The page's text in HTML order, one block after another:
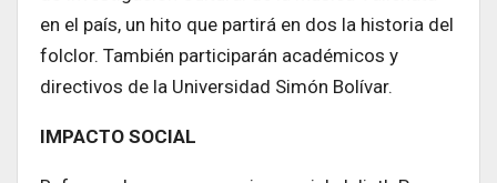
en el país, un hito que partirá en dos la historia del
folclor. También participarán académicos y
directivos de la Universidad Simón Bolívar.
IMPACTO SOCIAL